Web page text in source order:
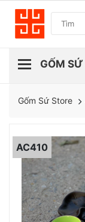
Gốm Sứ Store
AC410